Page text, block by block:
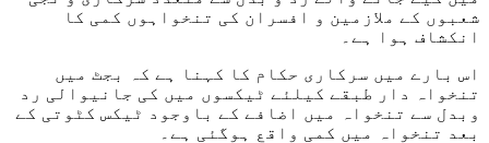
شعبوں کے ملازمین و افسران کی تنخواہوں کمی کا
انکشاف ہوا ہے۔
اس بارے میں سرکاری حکام کا کہنا ہے کہ بجٹ میں
تنخواہ دار طبقے کیلئے ٹیکسوں میں کی جانیوالی رد
وبدل سے تنخواہ میں اضافے کے باوجود ٹیکس کٹوتی کے
بعد تنخواہ میں کمی واقع ہوگئی ہے۔